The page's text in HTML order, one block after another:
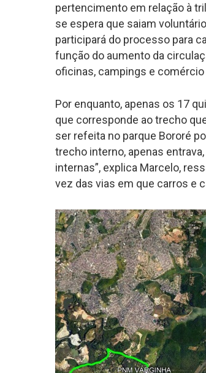
pertencimento em relação à
se espera que saiam
participará do processo para
função do aumento da
oficinas, campings e comércio
Por enquanto, apenas os 17
que corresponde ao trecho
ser refeita no parque Bororé
trecho interno, apenas
internas”, explica Marcelo,
vez das vias em que carros e